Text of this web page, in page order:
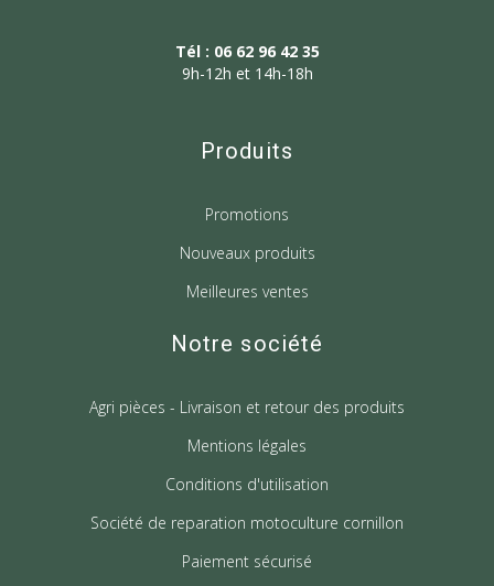
Tél : 06 62 96 42 35
9h-12h et 14h-18h
Produits
Promotions
Nouveaux produits
Meilleures ventes
Notre société
Agri pièces - Livraison et retour des produits
Mentions légales
Conditions d'utilisation
Société de reparation motoculture cornillon
Paiement sécurisé